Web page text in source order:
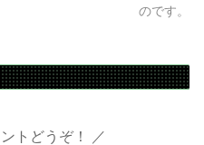
のです。
トどうぞ！